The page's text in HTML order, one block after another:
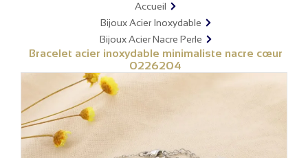
Accueil
Bijoux Acier Inoxydable
Bijoux Acier Nacre Perle
Bracelet acier inoxydable minimaliste nacre cœur
0226204